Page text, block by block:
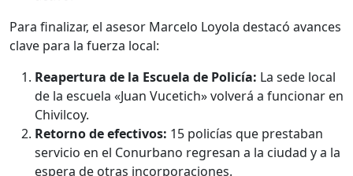
Para finalizar, el asesor Marcelo Loyola destacó avances
clave para la fuerza local:
Reapertura de la Escuela de Policía: La sede local
de la escuela «Juan Vucetich» volverá a funcionar en
Chivilcoy.
Retorno de efectivos: 15 policías que prestaban
servicio en el Conurbano regresan a la ciudad y a la
espera de otras incorporaciones.